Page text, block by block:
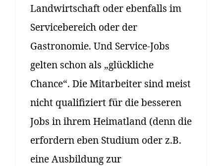
Landwirtschaft oder ebenfalls im
Servicebereich oder der
Gastronomie. Und Service-Jobs
gelten schon als „glückliche
Chance“. Die Mitarbeiter sind meist
nicht qualifiziert für die besseren
Jobs in ihrem Heimatland (denn die
erfordern eben Studium oder z.B.
eine Ausbildung zur